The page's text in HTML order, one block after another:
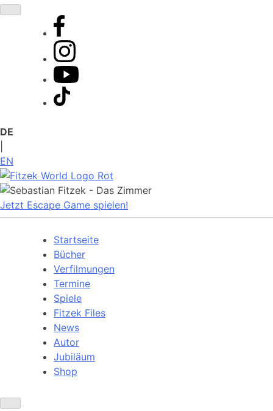
Zum
DE
EN
Jetzt Escape Game spielen!
Startseite
Bücher
Verfilmungen
Termine
Spiele
Fitzek Files
News
Autor
Jubiläum
Shop